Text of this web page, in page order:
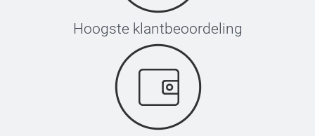
Hoogste klantbeoordeling